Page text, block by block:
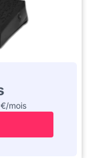
mois